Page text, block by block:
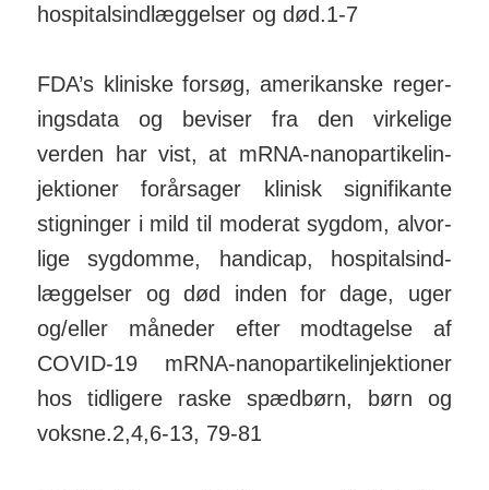
hos­pi­tals­ind­læg­gelser og død.1-7
FDA’s kliniske forsøg, ameri­kanske reger­
ings­data og beviser fra den vir­ke­lige
verden har vist, at mRNA-nano­par­ti­kel­in­
jek­tioner for­år­sager kli­nisk sig­ni­fi­kante
stig­ninger i mild til mo­derat sygdom, al­vor­
lige syg­domme, han­dicap, hos­pi­tals­ind­
læg­gelser og død inden for dage, uger
og/­eller måneder efter mod­tag­else af
COVID-19 mRNA-nano­par­ti­kel­in­jek­tioner
hos tid­ligere raske spæd­børn, børn og
voksne.2,4,6-13, 79-81